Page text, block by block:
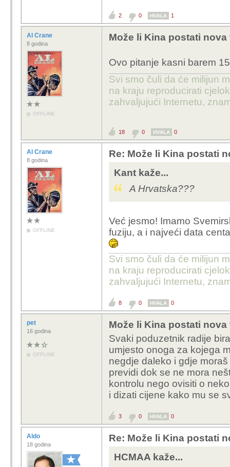
2 0 HVALA 1
Al Crane
8 godina
OFFLINE
Može li Kina postati
Ovo pitanje kasni barem
Svi smo čuli da će milijun
na kraju reproducirati
zahvaljujući Internetu,
18 0 HVALA 0
Al Crane
8 godina
OFFLINE
Re: Može li Kina postati
Kant kaže...
A Hrvatska???
Već jesmo! Imamo
fuziju, a i najveći data
Svi smo čuli da će milijun
na kraju reproducirati
zahvaljujući Internetu,
8 0 HVALA 0
pet
16 godina
OFFLINE
Može li Kina postati
Svaki poduzetnik radije
umjesto onoga za kojega
negdje daleko i gdje
previdi dok se ne mora
kontrolu nego ovisiti o
i dizati cijene kako mu se
3 0 HVALA 0
Aldo
18 godina
Re: Može li Kina postati
HCMAA kaže...